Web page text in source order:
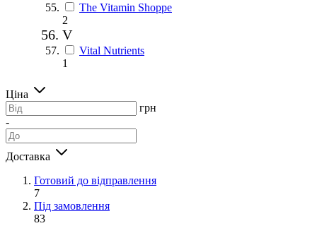
The Vitamin Shoppe
2
V
Vital Nutrients
1
Ціна
грн
-
Доставка
Готовий до відправлення
7
Під замовлення
83